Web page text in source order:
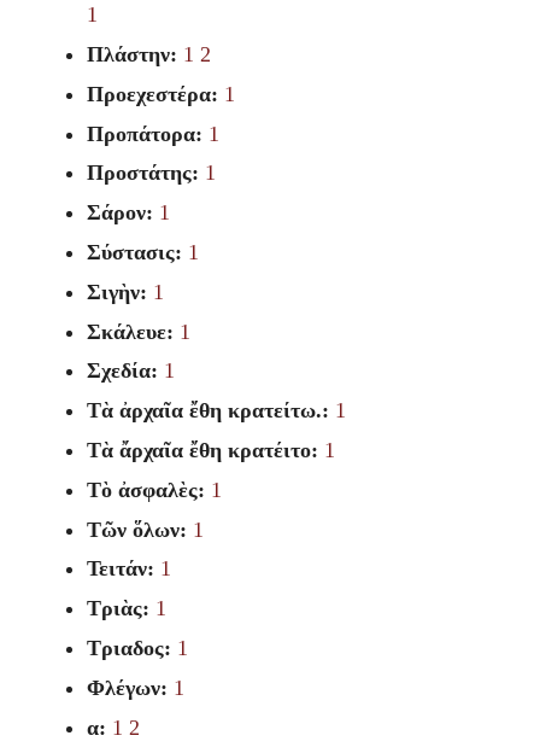
1
Πλάστην: 1 2
Προεχεστέρα: 1
Προπάτορα: 1
Προστάτης: 1
Σάρον: 1
Σύστασις: 1
Σιγὴν: 1
Σκάλευε: 1
Σχεδία: 1
Τὰ ἀρχαῖα ἔθη κρατείτω.: 1
Τὰ ἄρχαῖα ἔθη κρατέιτο: 1
Τὸ ἀσφαλὲς: 1
Τῶν ὅλων: 1
Τειτάν: 1
Τριὰς: 1
Τριαδος: 1
Φλέγων: 1
α: 1 2